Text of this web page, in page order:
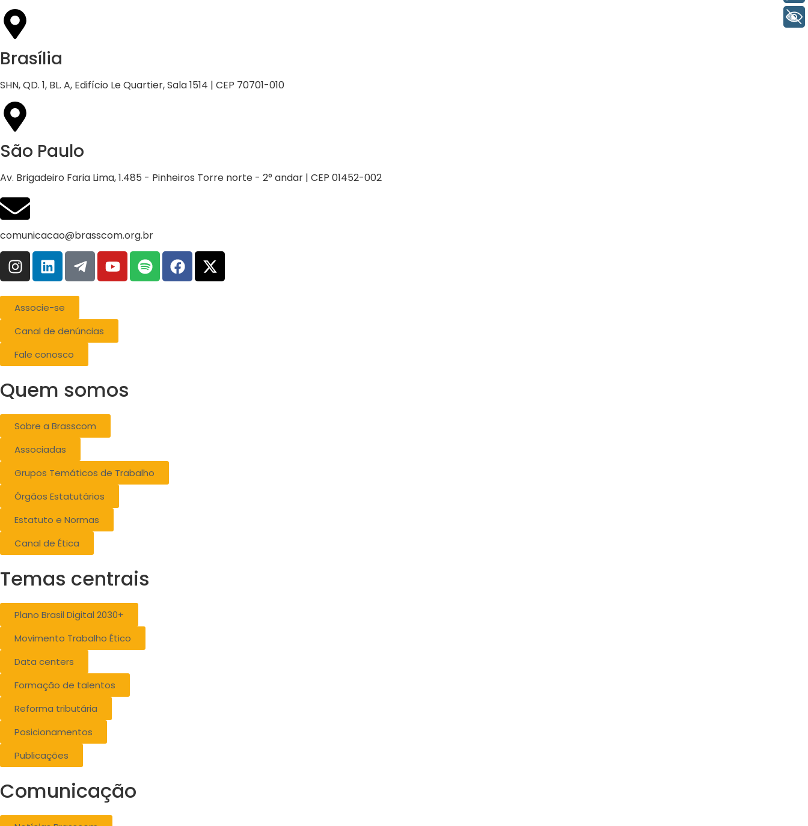
Brasília
SHN, QD. 1, BL. A, Edifício Le Quartier, Sala 1514 | CEP 70701-010
São Paulo
Av. Brigadeiro Faria Lima, 1.485 - Pinheiros Torre norte - 2° andar | CEP 01452-002
comunicacao@brasscom.org.br
Associe-se
Canal de denúncias
Fale conosco
Quem somos
Sobre a Brasscom
Associadas
Grupos Temáticos de Trabalho
Órgãos Estatutários
Estatuto e Normas
Canal de Ética
Temas centrais
Plano Brasil Digital 2030+
Movimento Trabalho Ético
Data centers
Formação de talentos
Reforma tributária
Posicionamentos
Publicações
Comunicação